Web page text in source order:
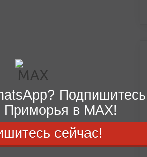
Приморья в MAX!
сейчас!